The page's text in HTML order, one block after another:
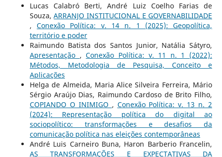
Lucas Calabró Berti, André Luiz Coelho Farias de
Souza,ARRANJO INSTITUCIONAL E GOVERNABILIDADE
,Conexão Política: v. 14 n. 1 (2025): Geopolítica,
território e poder
Raimundo Batista dos Santos Junior, Natália Sátyro,
Apresentação ,Conexão Política: v. 11 n. 1 (2022):
Métodos, Metodologia de Pesquisa, Conceito e
Aplicações
Helga de Almeida, Maria Alice Silveira Ferreira, Mário
Sérgio Araújo Dias, Raimundo Cardoso de Brito Filho,
COPIANDO O INIMIGO , Conexão Política: v. 13 n. 2
(2024): Representação política do digital ao
sociopolítico: transformações e desafios da
comunicação política nas eleições contemporâneas
André Luis Carneiro Buna, Haron Barberio Francelin,
AS TRANSFORMAÇÕES E EXPECTATIVAS DA